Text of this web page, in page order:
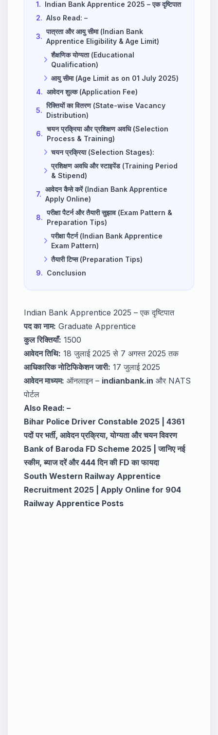
1. Indian Bank Apprentice 2025 – एक दृष्टिपात
2. Also Read: –
3.
पात्रता और आयु सीमा (Indian Bank
Apprentice Eligibility & Age Limit)
शैक्षणिक योग्यता (Educational
Qualification)
आयु सीमा (Age Limit as on 01 July 2025)
4. आवेदन शुल्क (Application Fee)
5.
रिक्तियों का वितरण (State-wise Vacancy
Distribution)
6.
चयन प्रक्रिया और प्रशिक्षण अवधि (Selection
Process & Training)
चयन प्रक्रिया (Selection Stages):
प्रशिक्षण अवधि और स्टाइपेंड (Training Period
& Stipend)
7.
आवेदन कैसे करें (Indian Bank Apprentice
Apply Online)
8.
परीक्षा पैटर्न और तैयारी सुझाव (Exam Pattern &
Preparation Tips)
परीक्षा पैटर्न (Indian Bank Apprentice
Exam Pattern)
तैयारी टिप्स (Preparation Tips)
9. Conclusion
Indian Bank Apprentice 2025 – एक दृष्टिपात
पद का नाम: Graduate Apprentice
कुल रिक्तियाँ: 1500
आवेदन तिथि: 18 जुलाई 2025 से 7 अगस्त 2025 तक
आधिकारिक नोटिफिकेशन जारी: 17 जुलाई 2025
आवेदन माध्यम: ऑनलाइन – indianbank.in और NATS
पोर्टल
Also Read: –
Bihar Police Driver Constable 2025 | 4361
पदों पर भर्ती, आवेदन प्रक्रिया, योग्यता और चयन विवरण
Bank of Baroda FD Scheme 2025 | जानिए नई
स्कीम, ब्याज दरें और 444 दिन की FD का फायदा
South Western Railway Apprentice
Recruitment 2025 | Apply Online for 904
Railway Apprentice Posts